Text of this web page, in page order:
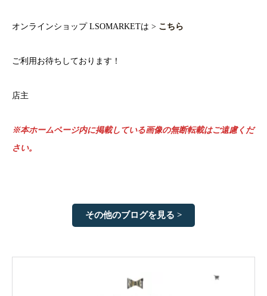
オンラインショップ LSOMARKETは > こちら
ご利用お待ちしております！
店主
※本ホームページ内に掲載している画像の無断転載はご遠慮くだ
さい。
その他のブログを見る >